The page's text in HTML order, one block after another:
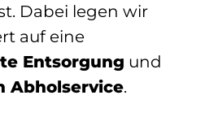
Dabei legen wir
auf eine
Entsorgung und
Abholservice.